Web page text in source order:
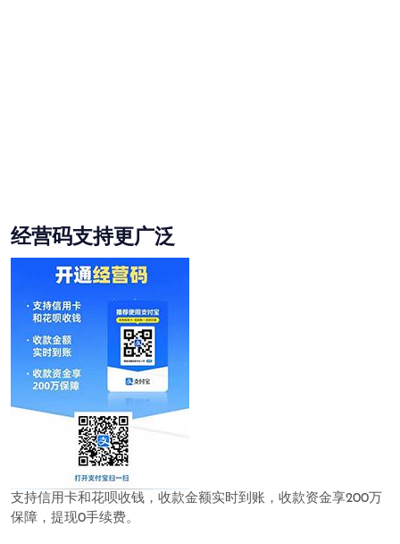
经营码支持更广泛
支持信用卡和花呗收钱，收款金额实时到账，收款资金享200万
保障，提现0手续费。